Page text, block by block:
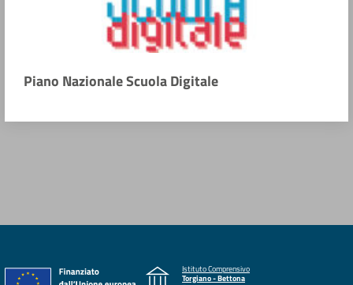
Piano Nazionale Scuola Digitale
Istituto Comprensivo
Torgiano - Bettona